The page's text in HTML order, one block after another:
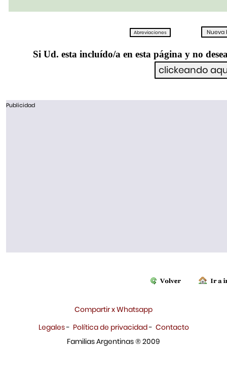
Si Ud. esta incluído/a en esta página y no
Publicidad
Compartir x Whatsapp
Legales- Política de privacidad- Contacto
Familias Argentinas ® 2009